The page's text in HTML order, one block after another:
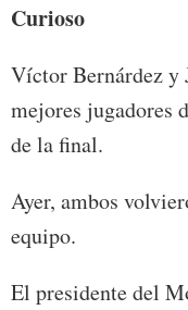
Curioso
Víctor Bernárdez y
mejores jugadores
de la final.
Ayer, ambos
equipo.
El presidente del